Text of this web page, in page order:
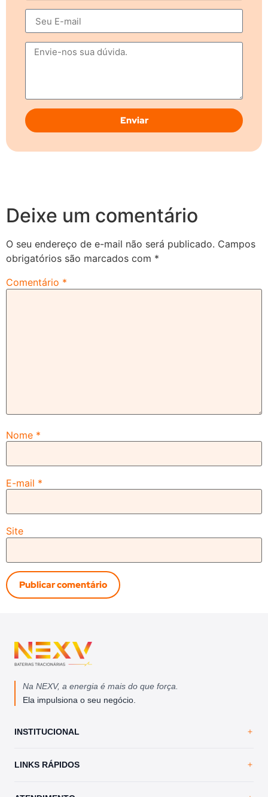
Enviar
Deixe um comentário
O seu endereço de e-mail não será publicado. Campos
obrigatórios são marcados com *
Comentário *
Nome *
E-mail *
Site
Na NEXV, a energia é mais do que força.
Ela impulsiona o seu negócio.
INSTITUCIONAL
Trabalhe Conosco
LINKS RÁPIDOS